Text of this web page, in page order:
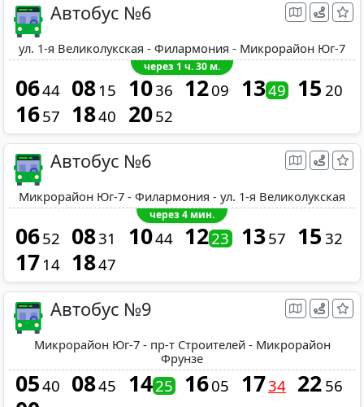
Автобус №6
ул. 1-я Великолукская - Филармония - Микрорайон Юг-7
через 1 ч. 30 м.
0644 08 15 1036 1209 1349 15 20
1657 1840 2052
Автобус №6
Микрорайон Юг-7 - Филармония - ул. 1-я Великолукская
через 4 мин.
0652 0831 1044 1223 1357 15 32
17 14 1847
Автобус №9
Микрорайон Юг-7 - пр-т Строителей - Микрорайон
Фрунзе
0540 0845 1425 1605 1734 22 56